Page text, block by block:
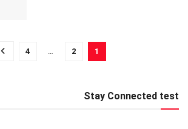
1
2
…
4
Stay Connected test